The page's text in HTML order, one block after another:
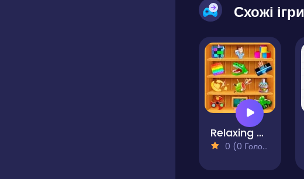
Схожі ігри
Relaxing Mini Games
0 (0 Голосів)